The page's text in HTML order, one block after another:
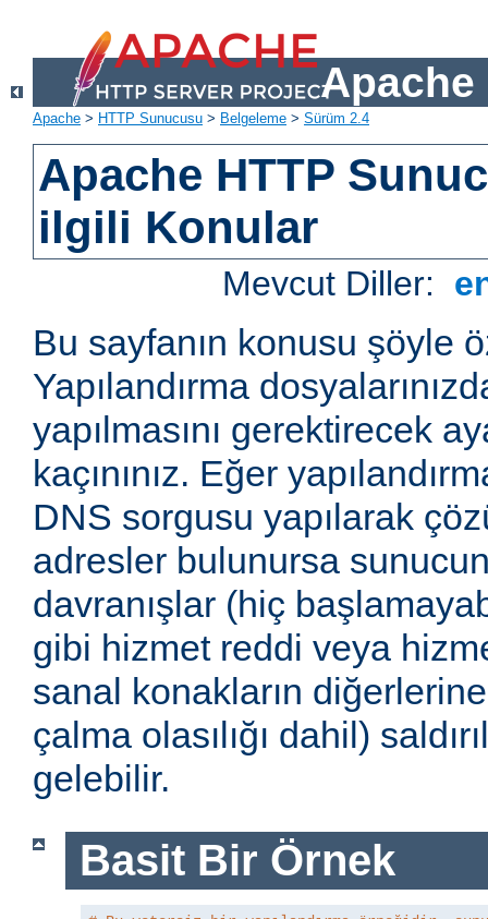
Apache
Apache > HTTP Sunucusu > Belgeleme > Sürüm 2.4
Apache HTTP
ilgili Konular
Mevcut Diller:
Bu sayfanın konusu şöyle
Yapılandırma
yapılmasını gerektirecek
kaçınınız. Eğer
DNS sorgusu yapılarak
adresler bulunursa
davranışlar (hiç
gibi hizmet reddi veya
sanal konakların
çalma olasılığı dahil)
gelebilir.
Basit Bir Örnek